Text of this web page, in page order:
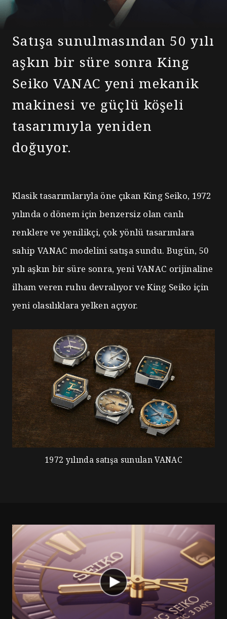
Satışa sunulmasından 50 yılı
aşkın bir süre sonra King
Seiko VANAC yeni mekanik
makinesi ve güçlü köşeli
tasarımıyla yeniden
doğuyor.
Klasik tasarımlarıyla öne çıkan King Seiko, 1972
yılında o dönem için benzersiz olan canlı
renklere ve yenilikçi, çok yönlü tasarımlara
sahip VANAC modelini satışa sundu. Bugün, 50
yılı aşkın bir süre sonra, yeni VANAC orijinaline
ilham veren ruhu devralıyor ve King Seiko için
yeni olasılıklara yelken açıyor.
1972 yılında satışa sunulan VANAC